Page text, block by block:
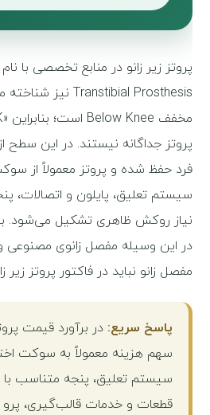
پروتز زیر زانو در منابع تخصصی با
پروتز جداگانه نیستند. در این سطح
فرد حفظ شده و پروتز معمولاً از
سیستم تعلیق، پایلون و اتصالات،
نیاز روکش ظاهری تشکیل می‌شود.
در این وسیله مفصل زانوی مصنوعی
مفصل زانو نباید در فاکتور پروتز
پاسخ سریع: در برآورد قیمت
سهم هزینه معمولاً به سوکت
سیستم تعلیق، پنجه متناسب با
قطعات و خدمات قالب‌گیری،